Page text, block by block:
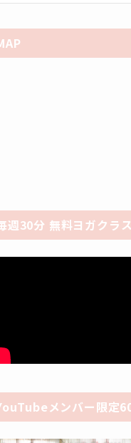
週30分 無料ヨガクラス
メンバー限定